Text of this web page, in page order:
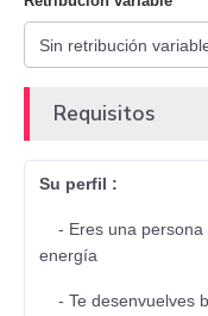
Requisitos
Su perfil :
- Eres una persona
energía
- Te desenvuelves